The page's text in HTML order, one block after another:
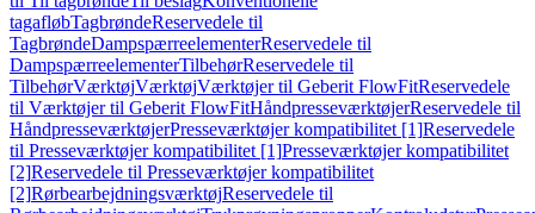
tagafløbTagbrøndeReservedele til
TagbrøndeDampspærreelementerReservedele til
DampspærreelementerTilbehørReservedele til
TilbehørVærktøjVærktøjVærktøjer til Geberit FlowFitReservedele
til Værktøjer til Geberit FlowFitHåndpresseværktøjerReservedele til
HåndpresseværktøjerPresseværktøjer kompatibilitet [1]Reservedele
til Presseværktøjer kompatibilitet [1]Presseværktøjer kompatibilitet
[2]Reservedele til Presseværktøjer kompatibilitet
[2]RørbearbejdningsværktøjReservedele til